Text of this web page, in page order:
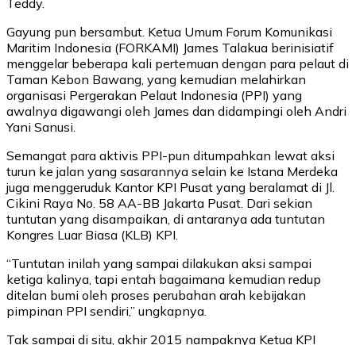
Gayung pun bersambut. Ketua Umum Forum Komunikasi
Maritim Indonesia (FORKAMI) James Talakua berinisiatif
menggelar beberapa kali pertemuan dengan para pelaut di
Taman Kebon Bawang, yang kemudian melahirkan
organisasi Pergerakan Pelaut Indonesia (PPI) yang
awalnya digawangi oleh James dan didampingi oleh Andri
Yani Sanusi.
Semangat para aktivis PPI-pun ditumpahkan lewat aksi
turun ke jalan yang sasarannya selain ke Istana Merdeka
juga menggeruduk Kantor KPI Pusat yang beralamat di Jl.
Cikini Raya No. 58 AA-BB Jakarta Pusat. Dari sekian
tuntutan yang disampaikan, di antaranya ada tuntutan
Kongres Luar Biasa (KLB) KPI.
“Tuntutan inilah yang sampai dilakukan aksi sampai
ketiga kalinya, tapi entah bagaimana kemudian redup
ditelan bumi oleh proses perubahan arah kebijakan
pimpinan PPI sendiri,” ungkapnya.
Tak sampai di situ, akhir 2015 nampaknya Ketua KPI